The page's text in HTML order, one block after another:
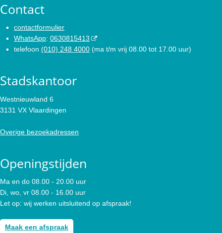
Contact
contactformulier
WhatsApp: 0630815413
telefoon (010) 248 4000 (ma t/m vrij 08.00 tot 17.00 uur)
Stadskantoor
Westnieuwland 6
3131 VX Vlaardingen
Overige bezoekadressen
Openingstijden
Ma en do 08.00 - 20.00 uur
Di, wo, vr 08.00 - 16.00 uur
Let op: wij werken uitsluitend op afspraak!
Maak een afspraak